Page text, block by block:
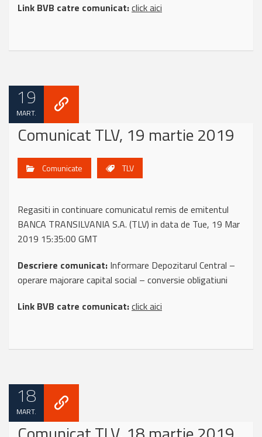
Link BVB catre comunicat:click aici
19
MART.
Comunicat TLV, 19 martie 2019
Comunicate TLV
Regasiti in continuare comunicatul remis de emitentul
BANCA TRANSILVANIA S.A. (TLV) in data de Tue, 19 Mar
2019 15:35:00 GMT
Descriere comunicat: Informare Depozitarul Central –
operare majorare capital social – conversie obligatiuni
Link BVB catre comunicat:click aici
18
MART.